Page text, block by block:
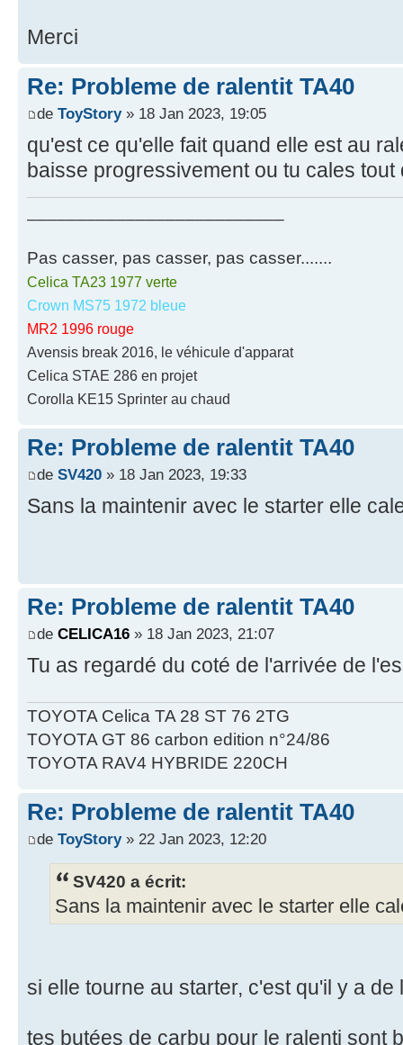
Merci
Re: Probleme de ralentit TA40
de ToyStory» 18 Jan 2023, 19:05
qu'est ce qu'elle fait quand elle est au
baisse progressivement ou tu cales tout
Pas casser, pas casser, pas casser.......
Celica TA23 1977 verte
Crown MS75 1972 bleue
MR2 1996 rouge
Avensis break 2016, le véhicule d'apparat
Celica STAE 286 en projet
Corolla KE15 Sprinter au chaud
Re: Probleme de ralentit TA40
de SV420 » 18 Jan 2023, 19:33
Sans la maintenir avec le starter elle
Re: Probleme de ralentit TA40
de CELICA16 » 18 Jan 2023, 21:07
Tu as regardé du coté de l'arrivée de
TOYOTA Celica TA 28 ST 76 2TG
TOYOTA GT 86 carbon edition n°24/86
TOYOTA RAV4 HYBRIDE 220CH
Re: Probleme de ralentit TA40
de ToyStory» 22 Jan 2023, 12:20
SV420 a écrit:
Sans la maintenir avec le starter elle
si elle tourne au starter, c'est qu'il y a de
tes butées de carbu pour le ralenti sont